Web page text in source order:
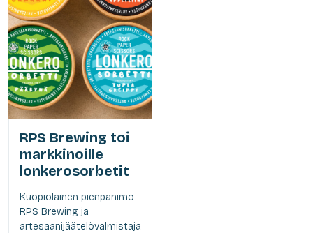
RPS Brewing toi
markkinoille
lonkerosorbetit
Kuopiolainen pienpanimo
RPS Brewing ja
artesaanijäätelövalmistaja